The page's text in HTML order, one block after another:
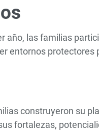
año, las familias
entornos protectores
construyeron su
fortalezas,